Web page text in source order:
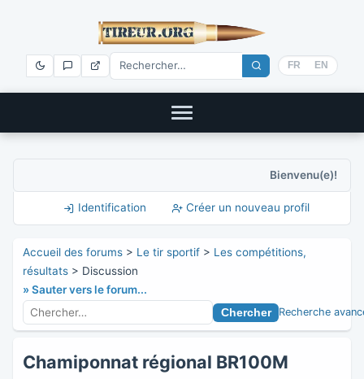
FR EN
Bienvenu(e)!
Identification Créer un nouveau profil
» Sauter vers le forum...
Accueil des forums > Le tir sportif > Les compétitions,
résultats > Discussion
Recherche
Chamiponnat régional BR100M